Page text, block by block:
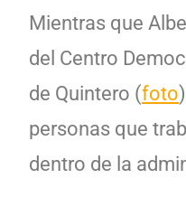
Mientras que
del Centro
de Quintero (foto
personas que
dentro de la